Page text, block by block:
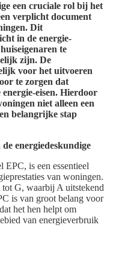
een cruciale rol bij het
verplicht document
Dit
in de energie-
te
zijn. De
voor het uitvoeren
te zorgen dat
eisen. Hierdoor
niet alleen een
belangrijke stap
energiedeskundige
EPC, is een essentieel
van woningen.
G, waarbij A uitstekend
is van groot belang voor
het hen helpt om
van energieverbruik